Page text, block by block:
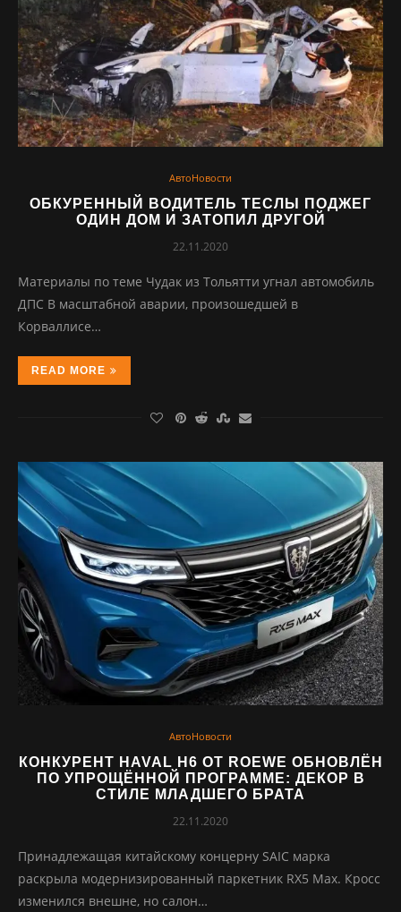
АвтоНовости
ОБКУРЕННЫЙ ВОДИТЕЛЬ ТЕСЛЫ ПОДЖЕГ
ОДИН ДОМ И ЗАТОПИЛ ДРУГОЙ
22.11.2020
Материалы по теме Чудак из Тольятти угнал автомобиль
ДПС В масштабной аварии, произошедшей в
Корваллисе…
READ MORE
АвтоНовости
КОНКУРЕНТ HAVAL H6 ОТ ROEWE ОБНОВЛЁН
ПО УПРОЩЁННОЙ ПРОГРАММЕ: ДЕКОР В
СТИЛЕ МЛАДШЕГО БРАТА
22.11.2020
Принадлежащая китайскому концерну SAIC марка
раскрыла модернизированный паркетник RX5 Max. Кросс
изменился внешне, но салон…